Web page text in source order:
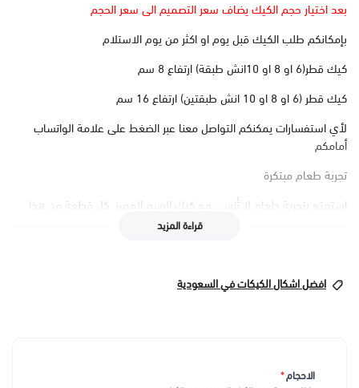
بعد اختيار حجم الكيك يضاف سعر التصميم الى سعر الحجم
بإمكانكم طلب الكيك قبل يوم او اكثر من يوم الاستلام
كيك قطر(6 او 8 او 10انش طبقة) ارتفاع 8 سم
كيك قطر (6 او 8 او 10 انش طبقتين) ارتفاع 16 سم
لأي استفسارات يمكنكم التواصل معنا عبر الضغط على علامة الواتساب
أمامكم
تجربة طعام مبتكرة
استمتع بتجربة طعام لا تُنسى مع كيك الرسم المميز. كل قطعة من هذا
الكيك الرائع تجمع بين الفن والطعم اللذيذ، حيث يتم تزيينها برسوم فنية
المثالي لأي مناسبة.
التوضيحية التي تعكس ذوقك الخاص إلى الألوان الزاهية التي تجعل من كل
قراءة المزيد
افضل اشكال الكيكات في السعودية
الاحجام*